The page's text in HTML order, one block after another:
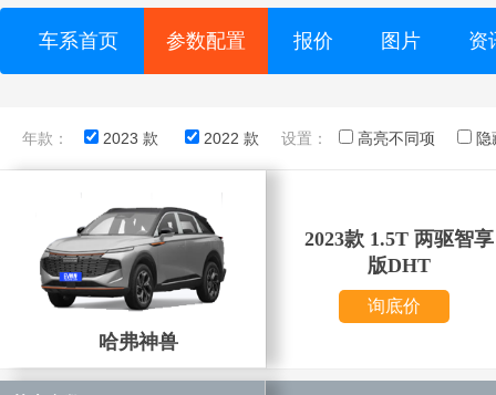
车系首页 参数配置 报价 图片 资
年款： 2023 款 2022 款 设置： 高亮不同项
哈弗神兽
哈弗神兽
2023款 1.5T 两驱智享
版DHT
询底价